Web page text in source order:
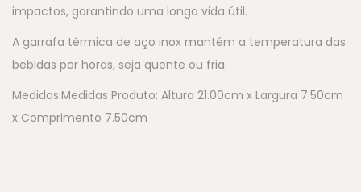
impactos, garantindo uma longa vida útil.
A garrafa térmica de aço inox mantém a temperatura das
bebidas por horas, seja quente ou fria.
Medidas:Medidas Produto: Altura 21.00cm x Largura 7.50cm
x Comprimento 7.50cm